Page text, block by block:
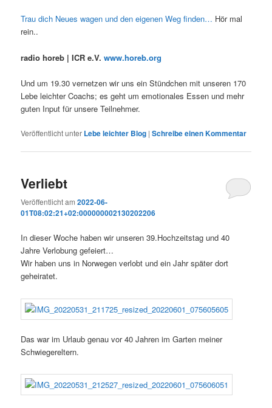
Trau dich Neues wagen und den eigenen Weg finden… Hör mal
rein..
radio horeb | ICR e.V.www.horeb.org
Und um 19.30 vernetzen wir uns ein Stündchen mit unseren 170
Lebe leichter Coachs; es geht um emotionales Essen und mehr
guten Input für unsere Teilnehmer.
Veröffentlicht unter Lebe leichter Blog |Schreibe einen Kommentar
Verliebt
Veröffentlicht am2022-06-
01T08:02:21+02:000000002130202206
In dieser Woche haben wir unseren 39.Hochzeitstag und 40
Jahre Verlobung gefeiert…
Wir haben uns in Norwegen verlobt und ein Jahr später dort
geheiratet.
Das war im Urlaub genau vor 40 Jahren im Garten meiner
Schwiegereltern.